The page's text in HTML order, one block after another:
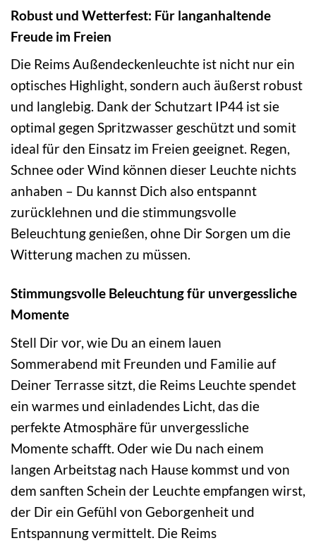
Robust und Wetterfest: Für langanhaltende
Freude im Freien
Die Reims Außendeckenleuchte ist nicht nur ein
optisches Highlight, sondern auch äußerst robust
und langlebig. Dank der Schutzart IP44 ist sie
optimal gegen Spritzwasser geschützt und somit
ideal für den Einsatz im Freien geeignet. Regen,
Schnee oder Wind können dieser Leuchte nichts
anhaben – Du kannst Dich also entspannt
zurücklehnen und die stimmungsvolle
Beleuchtung genießen, ohne Dir Sorgen um die
Witterung machen zu müssen.
Stimmungsvolle Beleuchtung für unvergessliche
Momente
Stell Dir vor, wie Du an einem lauen
Sommerabend mit Freunden und Familie auf
Deiner Terrasse sitzt, die Reims Leuchte spendet
ein warmes und einladendes Licht, das die
perfekte Atmosphäre für unvergessliche
Momente schafft. Oder wie Du nach einem
langen Arbeitstag nach Hause kommst und von
dem sanften Schein der Leuchte empfangen wirst,
der Dir ein Gefühl von Geborgenheit und
Entspannung vermittelt. Die Reims